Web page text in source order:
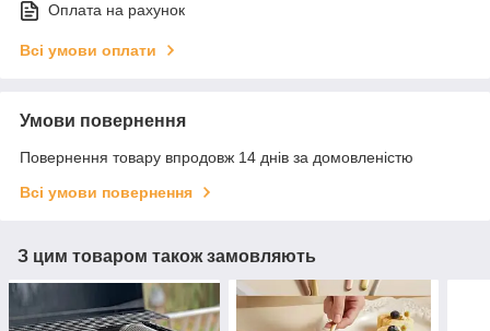
Оплата на рахунок
Всі умови оплати
Умови повернення
Повернення товару впродовж 14 днів за домовленістю
Всі умови повернення
З цим товаром також замовляють